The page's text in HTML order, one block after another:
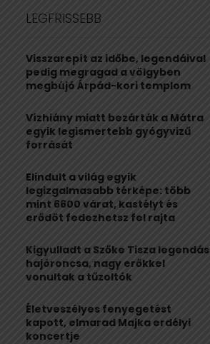
h
o
r
:
H
LEGFRISSEBB
Visszarepít az időbe, legendáival
pedig megragad a völgyben
megbújó Árpád-kori templom
Vízhiány miatt bezárták a Mátra
egyik legismertebb gyógyvizű
forrását
Elindult a világ egyik
legizgalmasabb térképe: több
mint 6600 várat, kastélyt és
erődöt fedezhetsz fel rajta
Kigyulladt a Szőke Tisza legendás
hajóroncsa, nagy erőkkel
vonultak a tűzoltók
Életveszélyes fenyegetést
kapott, elmarad Majka erdélyi
koncertje